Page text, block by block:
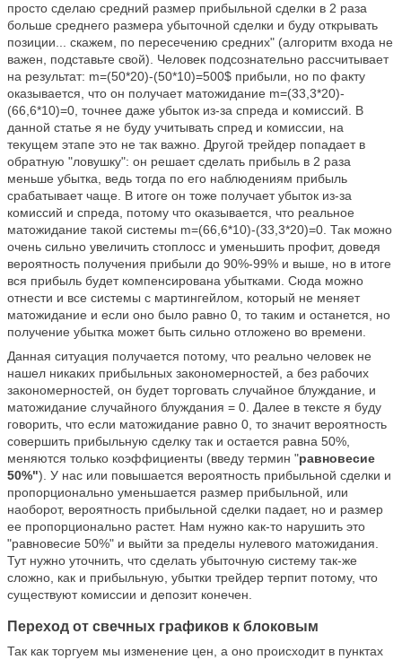
просто сделаю средний размер прибыльной сделки в 2 раза
больше среднего размера убыточной сделки и буду открывать
позиции... скажем, по пересечению средних" (алгоритм входа не
важен, подставьте свой). Человек подсознательно рассчитывает
на результат: m=(50*20)-(50*10)=500$ прибыли, но по факту
оказывается, что он получает матожидание m=(33,3*20)-
(66,6*10)=0, точнее даже убыток из-за спреда и комиссий. В
данной статье я не буду учитывать спред и комиссии, на
текущем этапе это не так важно. Другой трейдер попадает в
обратную "ловушку": он решает сделать прибыль в 2 раза
меньше убытка, ведь тогда по его наблюдениям прибыль
срабатывает чаще. В итоге он тоже получает убыток из-за
комиссий и спреда, потому что оказывается, что реальное
матожидание такой системы m=(66,6*10)-(33,3*20)=0. Так можно
очень сильно увеличить стоплосс и уменьшить профит, доведя
вероятность получения прибыли до 90%-99% и выше, но в итоге
вся прибыль будет компенсирована убытками. Сюда можно
отнести и все системы с мартингейлом, который не меняет
матожидание и если оно было равно 0, то таким и останется, но
получение убытка может быть сильно отложено во времени.
Данная ситуация получается потому, что реально человек не
нашел никаких прибыльных закономерностей, а без рабочих
закономерностей, он будет торговать случайное блуждание, и
матожидание случайного блуждания = 0. Далее в тексте я буду
говорить, что если матожидание равно 0, то значит вероятность
совершить прибыльную сделку так и остается равна 50%,
меняются только коэффициенты (введу термин "равновесие
50%"). У нас или повышается вероятность прибыльной сделки и
пропорционально уменьшается размер прибыльной, или
наоборот, вероятность прибыльной сделки падает, но и размер
ее пропорционально растет. Нам нужно как-то нарушить это
"равновесие 50%" и выйти за пределы нулевого матожидания.
Тут нужно уточнить, что сделать убыточную систему так-же
сложно, как и прибыльную, убытки трейдер терпит потому, что
существуют комиссии и депозит конечен.
Переход от свечных графиков к блоковым
Так как торгуем мы изменение цен, а оно происходит в пунктах